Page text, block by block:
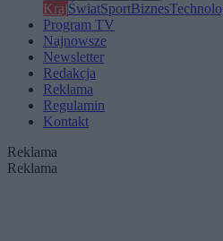
KrajŚwiatSportBiznes
Program TV
Najnowsze
Newsletter
Redakcja
Reklama
Regulamin
Kontakt
Reklama
Reklama